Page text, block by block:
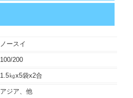
ノースイ
100/200
1.5㎏x5袋x2合
アジア、他